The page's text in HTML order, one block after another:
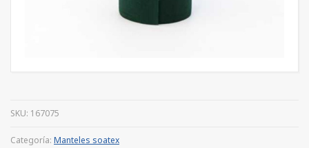
SKU: 167075
Categoría: Manteles soatex